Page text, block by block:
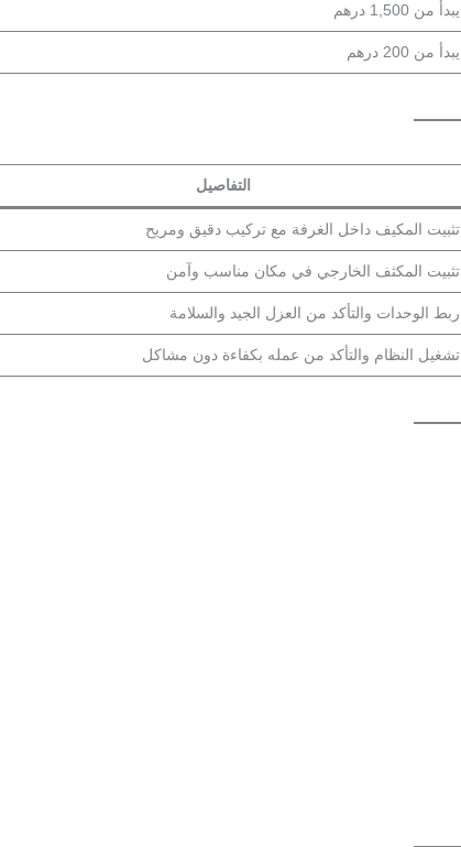
يبدأ من 1,500 درهم
يبدأ من 200 درهم
التفاصيل
تثبيت المكيف داخل الغرفة مع تركيب دقيق ومريح
تثبيت المكثف الخارجي في مكان مناسب وآمن
ربط الوحدات والتأكد من العزل الجيد والسلامة
تشغيل النظام والتأكد من عمله بكفاءة دون مشاكل